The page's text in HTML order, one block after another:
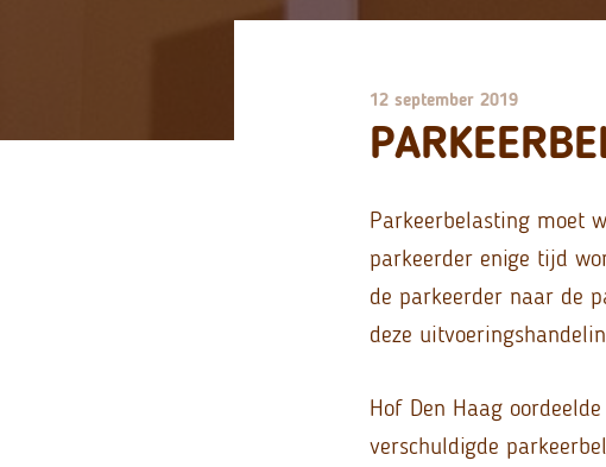
12 september 2019
Parkeerbelasting moet
parkeerder enige tijd
de parkeerder naar de
deze
Hof Den Haag
verschuldigde